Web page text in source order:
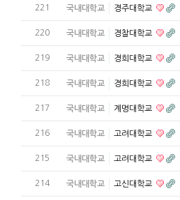
221 국내대학교 경주대학교
220 국내대학교 경찰대학교
219 국내대학교 경희대학교
218 국내대학교 경희대학교
217 국내대학교 계명대학교
216 국내대학교 고려대학교
215 국내대학교 고려대학교
214 국내대학교 고신대학교